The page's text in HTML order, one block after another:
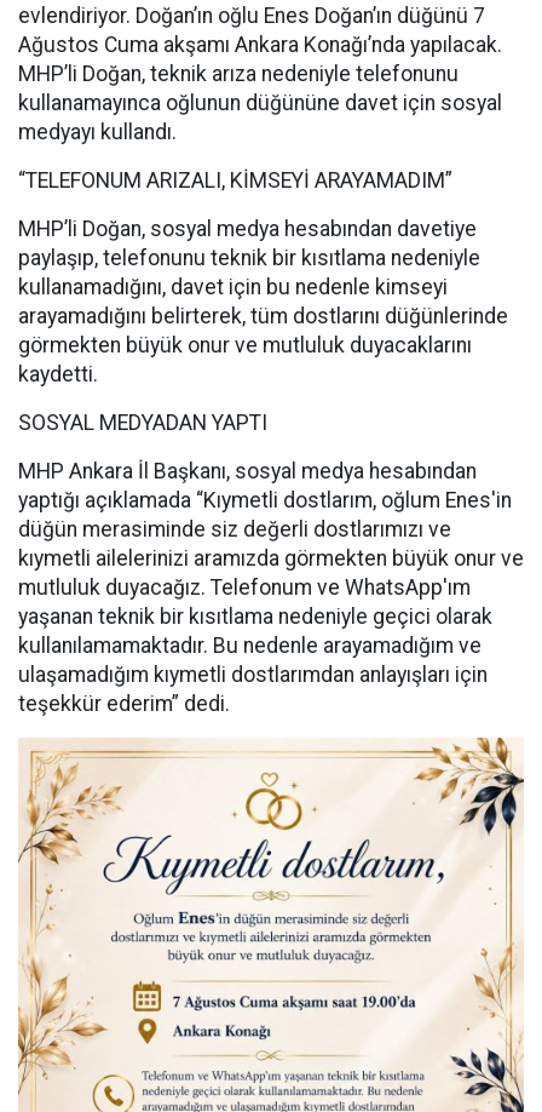
evlendiriyor. Doğan’ın oğlu Enes Doğan’ın düğünü 7
Ağustos Cuma akşamı Ankara Konağı’nda yapılacak.
MHP’li Doğan, teknik arıza nedeniyle telefonunu
kullanamayınca oğlunun düğününe davet için sosyal
medyayı kullandı.
“TELEFONUM ARIZALI, KİMSEYİ ARAYAMADIM”
MHP’li Doğan, sosyal medya hesabından davetiye
paylaşıp, telefonunu teknik bir kısıtlama nedeniyle
kullanamadığını, davet için bu nedenle kimseyi
arayamadığını belirterek, tüm dostlarını düğünlerinde
görmekten büyük onur ve mutluluk duyacaklarını
kaydetti.
SOSYAL MEDYADAN YAPTI
MHP Ankara İl Başkanı, sosyal medya hesabından
yaptığı açıklamada “Kıymetli dostlarım, oğlum Enes'in
düğün merasiminde siz değerli dostlarımızı ve
kıymetli ailelerinizi aramızda görmekten büyük onur ve
mutluluk duyacağız. Telefonum ve WhatsApp'ım
yaşanan teknik bir kısıtlama nedeniyle geçici olarak
kullanılamamaktadır. Bu nedenle arayamadığım ve
ulaşamadığım kıymetli dostlarımdan anlayışları için
teşekkür ederim” dedi.